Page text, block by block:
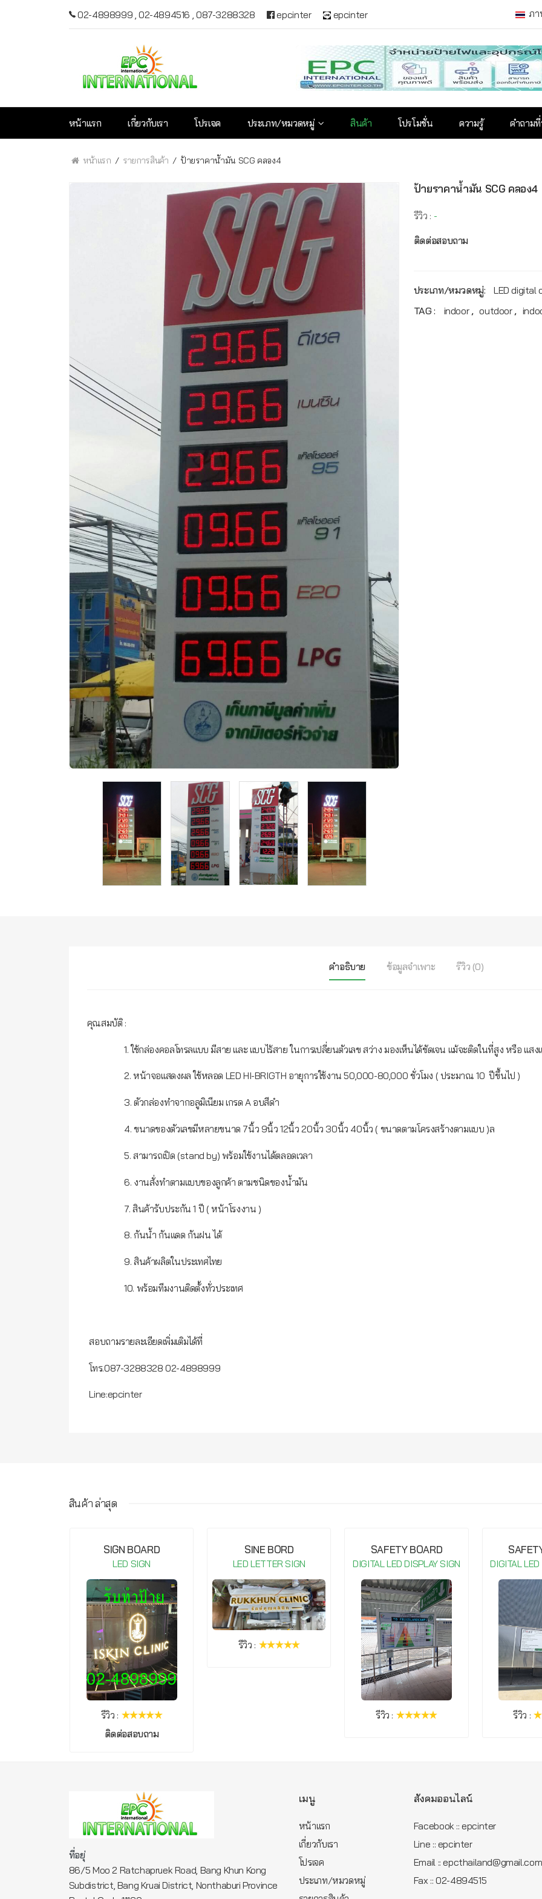
02-4898999 ,02-4894516 087-3288328 epcinter epcinter ภา
หน้าแรก เกี่ยวกับเรา โปรเจค ประเภท/หมวดหมู่ สินค้า โปรโมชั่น ความรู้ คำถาม
หน้าแรก รายการสินค้า ป้ายราคาน้ำมัน SCG คลอง4
ป้ายราคาน้ำมัน SCG คลอง4
รีวิว : -
ติดต่อสอบถาม
ประเภท/หมวดหมู่:
LED digital
TAG :
indoor, outdoor,
คำอธิบาย ข้อมูลจำเพาะ รีวิว (0)
คุณสมบัติ :
1. ใช้กล่องคอลโทรลแบบ มีสาย และ แบบไร้สาย ในการเปลี่ยนตัวเลข สว่าง มองเห็นได้ชัดเจน แม้จะติดในที่สูง หรือ แสง
2. หน้าจอแสดงผล ใช้หลอด LED HI-BRIGTH อายุการใช้งาน 50,000-80,000 ชั่วโมง ( ประมาณ 10 ปีขึ้นไป )
3. ตัวกล่องทำจากอลูมิเนียม เกรด A อบสีดำ
4. ขนาดของตัวเลขมีหลายขนาด 7นิ้ว 9นิ้ว 12นิ้ว 20นิ้ว 30นิ้ว 40นิ้ว ( ขนาดตามโครงสร้างตามแบบ )ล
5. สามารถเปิด (stand by) พร้อมใช้งานได้ตลอดเวลา
6. งานสั่งทำตามแบบของลูกค้า ตามชนิดของน้ำมัน
7. สินค้ารับประกัน 1 ปี ( หน้าโรงงาน )
8. กันน้ำ กันแดด กันฝน ได้
9. สินค้าผลิตในประเทศไทย
10. พร้อมทีมงานติดตั้งทั่วประเทศ
สอบถามรายละเอียดเพิ่มเติมได้ที่
โทร.087-3288328 02-4898999
Line:epcinter
สินค้า ล่าสุด
SIGN BOARD
LED SIGN
รีวิว :
ติดต่อสอบถาม
SINE BORD
LED LETTER SIGN
รีวิว :
SAFETY BOARD
DIGITAL LED DISPLAY SIGN
รีวิว :
DIGITAL
รีวิว :
ที่อยุ่
86/5 Moo 2 Ratchapruek Road, Bang Khun Kong
Subdistrict, Bang Kruai District, Nonthaburi Province
เมนู
หน้าแรก
เกี่ยวกับเรา
โปรเจค
ประเภท/หมวดหมู่
สังคมออนไลน์
Facebook :: epcinter
Line :: epcinter
Email :: epcthailand@gmail.com
Fax :: 02-4894515